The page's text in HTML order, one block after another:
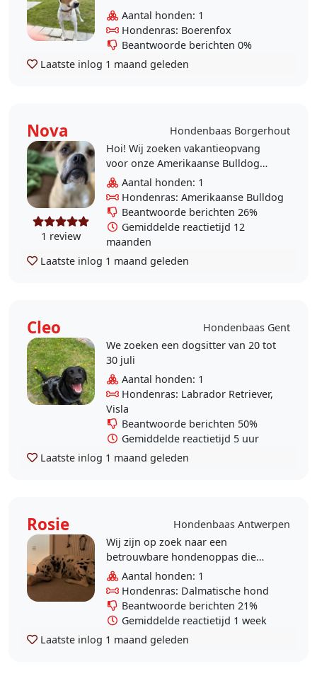
Aantal honden: 1
Hondenras: Boerenfox
Beantwoorde berichten 0%
Laatste inlog 1 maand geleden
Nova Hondenbaas Borgerhout
1 review
Hoi! Wij zoeken vakantieopvang
voor onze Amerikaanse Bulldog
Nova . in de zomer van 16 tot 28 juli
2026 Nova is een energieke hond ,
maar luistert..
Aantal honden: 1
Hondenras: Amerikaanse Bulldog
Beantwoorde berichten 26%
Gemiddelde reactietijd 12
maanden
Laatste inlog 1 maand geleden
Cleo
Hondenbaas Gent
We zoeken een dogsitter van 20 tot
30 juli
Aantal honden: 1
Hondenras: Labrador Retriever,
Visla
Beantwoorde berichten 50%
Gemiddelde reactietijd 5 uur
Laatste inlog 1 maand geleden
Rosie
Hondenbaas Antwerpen
Wij zijn op zoek naar een
betrouwbare hondenoppas die
tijdelijk bij ons kan komen inwonen
om voor onze Dalmatier Rosie te
zorgen. Rosie is een zeer..
Aantal honden: 1
Hondenras: Dalmatische hond
Beantwoorde berichten 21%
Gemiddelde reactietijd 1 week
Laatste inlog 1 maand geleden